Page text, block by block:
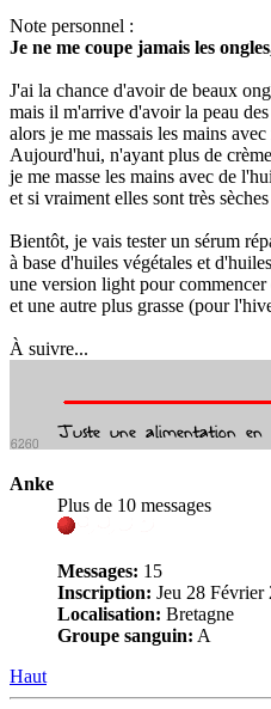
Note personnel :
Je ne me coupe jamais les
J'ai la chance d'avoir de beaux
mais il m'arrive d'avoir la peau
alors je me massais les mains
Aujourd'hui, n'ayant plus de
je me masse les mains avec de
et si vraiment elles sont très
Bientôt, je vais tester un sérum
à base d'huiles végétales et
une version light pour
et une autre plus grasse (pour
À suivre...
Anke
Plus de 10 messages
Messages: 15
Inscription: Jeu 28 Février
Localisation: Bretagne
Groupe sanguin: A
Haut